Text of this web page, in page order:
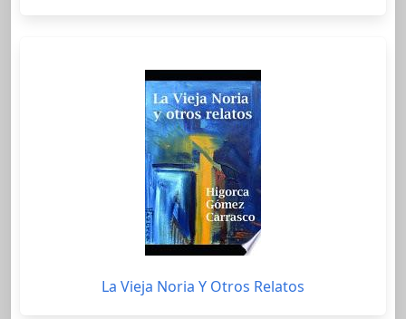
La Vieja Noria Y Otros Relatos